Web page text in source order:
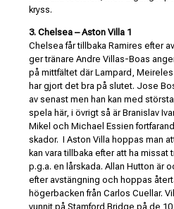
kryss.
3. Chelsea – Aston Villa 1
Chelsea får tillbaka Ramires efter
ger tränare Andre Villas-Boas
på mittfältet där Lampard, Meireles
har gjort det bra på slutet. Jose
av senast men han kan med
spela här, i övrigt så är Branislav
Mikel och Michael Essien
skador. I Aston Villa hoppas man
kan vara tillbaka efter att ha missat
p.g.a. en lårskada. Allan Hutton är
efter avstängning och hoppas
högerbacken från Carlos Cuellar.
vunnit på Stamford Bridge på de